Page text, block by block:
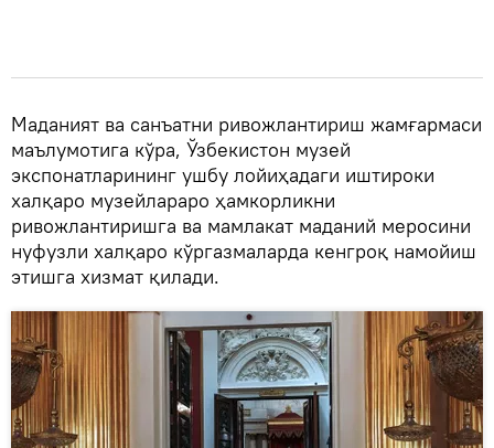
Маданият ва санъатни ривожлантириш жамғармаси
маълумотига кўра, Ўзбекистон музей
экспонатларининг ушбу лойиҳадаги иштироки
халқаро музейлараро ҳамкорликни
ривожлантиришга ва мамлакат маданий меросини
нуфузли халқаро кўргазмаларда кенгроқ намойиш
этишга хизмат қилади.